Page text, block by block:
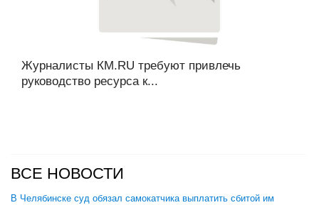
Журналисты КM.RU требуют привлечь
руководство ресурса к...
ВСЕ НОВОСТИ
В Челябинске суд обязал самокатчика выплатить сбитой им